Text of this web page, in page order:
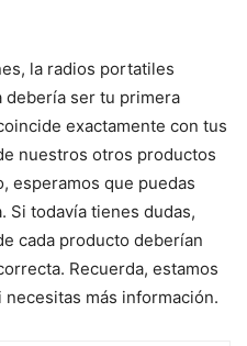
la radios portatiles
debería ser tu primera
exactamente con tus
nuestros otros productos
esperamos que puedas
Si todavía tienes dudas,
cada producto deberían
Recuerda, estamos
más información.